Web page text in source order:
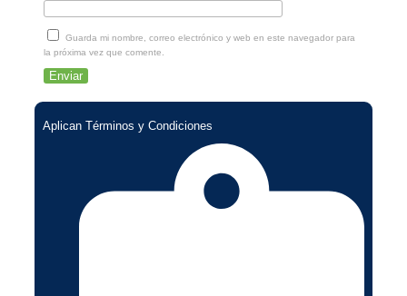
Guarda mi nombre, correo electrónico y web en este navegador para
la próxima vez que comente.
Aplican Términos y Condiciones